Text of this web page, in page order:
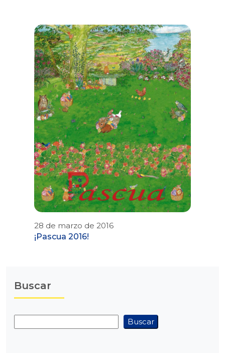
28 de marzo de 2016
¡Pascua 2016!
Buscar
Buscar